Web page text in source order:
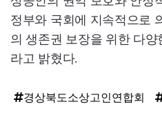
정부와 국회에 지속적으로
의 생존권 보장을 위한 다양
라고 밝혔다.
경상북도소상고인연합회